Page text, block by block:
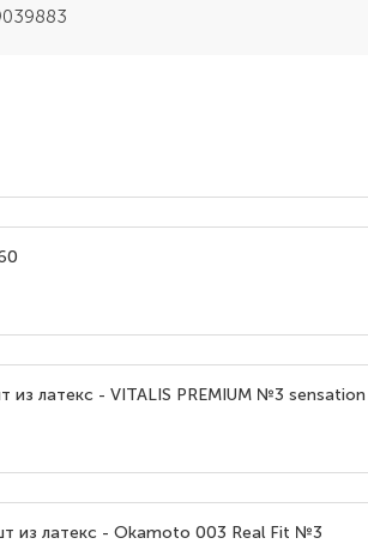
из латекс - VITALIS PREMIUM №3 sensation
из латекс - Okamoto 003 Real Fit №3